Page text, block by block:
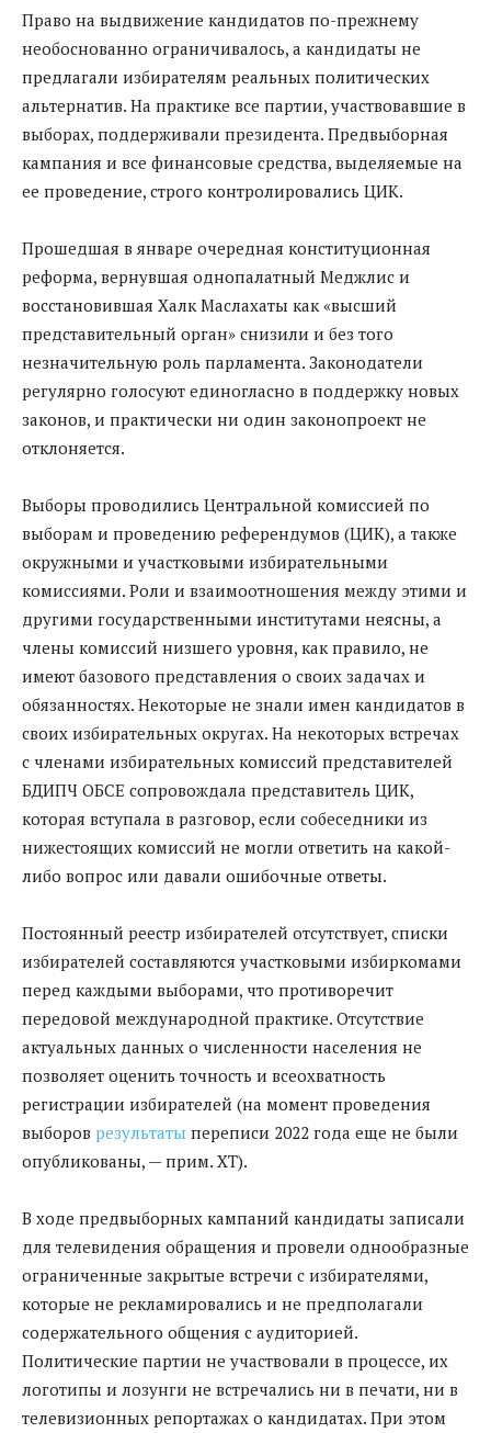
Право на выдвижение кандидатов по-прежнему
необоснованно ограничивалось, а кандидаты не
предлагали избирателям реальных политических
альтернатив. На практике все партии, участвовавшие в
выборах, поддерживали президента. Предвыборная
кампания и все финансовые средства, выделяемые на
ее проведение, строго контролировались ЦИК.
Прошедшая в январе очередная конституционная
реформа, вернувшая однопалатный Меджлис и
восстановившая Халк Маслахаты как «высший
представительный орган» снизили и без того
незначительную роль парламента. Законодатели
регулярно голосуют единогласно в поддержку новых
законов, и практически ни один законопроект не
отклоняется.
Выборы проводились Центральной комиссией по
выборам и проведению референдумов (ЦИК), а также
окружными и участковыми избирательными
комиссиями. Роли и взаимоотношения между этими и
другими государственными институтами неясны, а
члены комиссий низшего уровня, как правило, не
имеют базового представления о своих задачах и
обязанностях. Некоторые не знали имен кандидатов в
своих избирательных округах. На некоторых встречах
с членами избирательных комиссий представителей
БДИПЧ ОБСЕ сопровождала представитель ЦИК,
которая вступала в разговор, если собеседники из
нижестоящих комиссий не могли ответить на какой-
либо вопрос или давали ошибочные ответы.
Постоянный реестр избирателей отсутствует, списки
избирателей составляются участковыми избиркомами
перед каждыми выборами, что противоречит
передовой международной практике. Отсутствие
актуальных данных о численности населения не
позволяет оценить точность и всеохватность
регистрации избирателей (на момент проведения
выборов результаты переписи 2022 года еще не были
опубликованы, — прим. ХТ).
В ходе предвыборных кампаний кандидаты записали
для телевидения обращения и провели однообразные
ограниченные закрытые встречи с избирателями,
которые не рекламировались и не предполагали
содержательного общения с аудиторией.
Политические партии не участвовали в процессе, их
логотипы и лозунги не встречались ни в печати, ни в
телевизионных репортажах о кандидатах. При этом